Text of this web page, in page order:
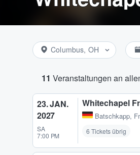
Columbus, OH
11 Veranstaltungen an
23. JAN.
2027
SA
7:00 PM
Whitechapel
Batschkapp,
6 Tickets übrig